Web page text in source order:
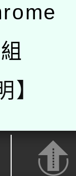
】